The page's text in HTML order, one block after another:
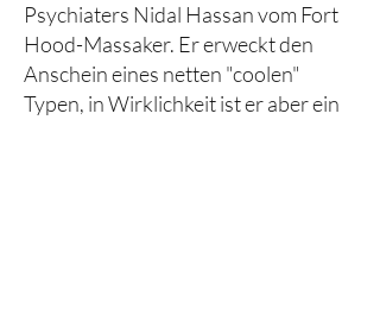
Psychiaters Nidal Hassan vom Fort
Hood-Massaker. Er erweckt den
Anschein eines netten "coolen"
Typen, in Wirklichkeit ist er aber ein